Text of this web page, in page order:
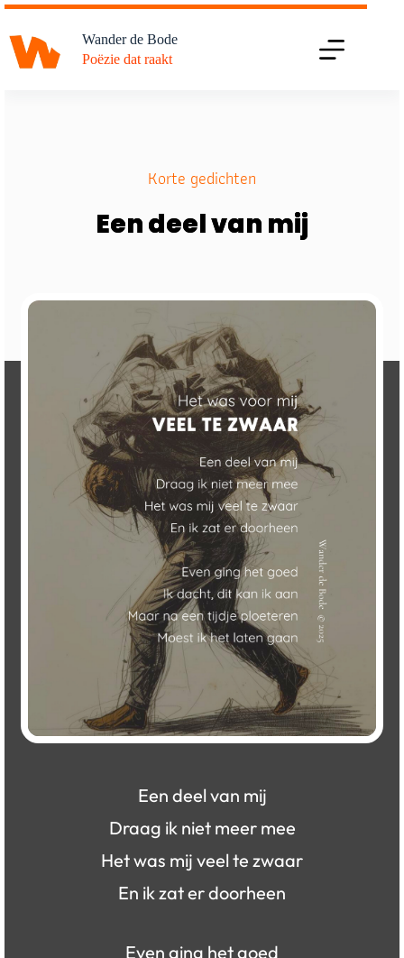
Ga
de
inhoud
Wander de Bode
Poëzie dat raakt
Korte gedichten
Een deel van mij
Een deel van mij
Draag ik niet meer mee
Het was mij veel te zwaar
En ik zat er doorheen
Even ging het goed